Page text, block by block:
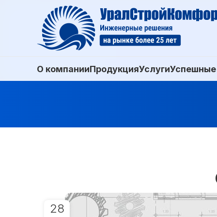
О компанииПродукцияУслугиУспешные
28